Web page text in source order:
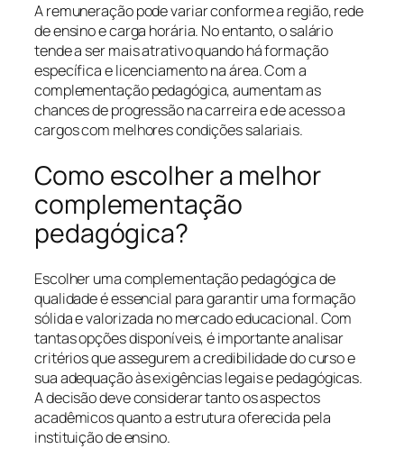
A remuneração pode variar conforme a região, rede
de ensino e carga horária. No entanto, o salário
tende a ser mais atrativo quando há formação
específica e licenciamento na área. Com a
complementação pedagógica, aumentam as
chances de progressão na carreira e de acesso a
cargos com melhores condições salariais.
Como escolher a melhor
complementação
pedagógica?
Escolher uma complementação pedagógica de
qualidade é essencial para garantir uma formação
sólida e valorizada no mercado educacional. Com
tantas opções disponíveis, é importante analisar
critérios que assegurem a credibilidade do curso e
sua adequação às exigências legais e pedagógicas.
A decisão deve considerar tanto os aspectos
acadêmicos quanto a estrutura oferecida pela
instituição de ensino.